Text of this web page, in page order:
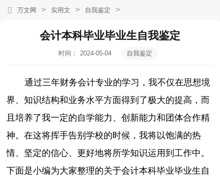
万文网 > 实用文 > 自我鉴定 >
会计本科毕业毕业生自我鉴定
时间：
2024-05-04
自我鉴定
通过三年财务会计专业的学习，我不仅在思想境
界、知识结构和业务水平方面得到了极大的提高，而
且培养了我一定的自学能力、创新能力和团体合作精
神。在这将挥手告别学校的时候，我将以饱满的热
情、坚定的信心、更好地将所学知识运用到工作中。
下面是小编为大家整理的关于会计本科毕业毕业生自